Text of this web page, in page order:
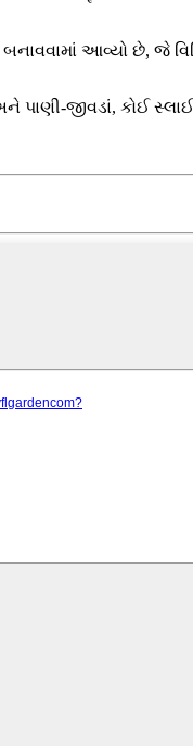
આવ્યો છે, જે
જીવડાં, કોઈ